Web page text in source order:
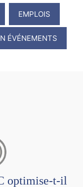
EMPLOIS
ÉVÉNEMENTS
optimise-t-il